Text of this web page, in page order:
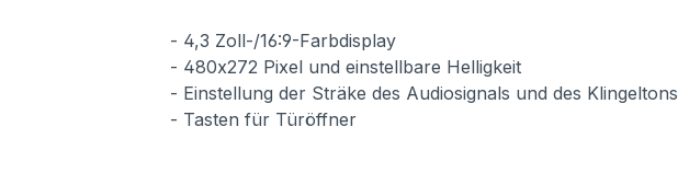
- 4,3 Zoll-/16:9-Farbdisplay
- 480x272 Pixel und einstellbare Helligkeit
- Einstellung der Sträke des Audiosignals und des Klingeltons
- Tasten für Türöffner